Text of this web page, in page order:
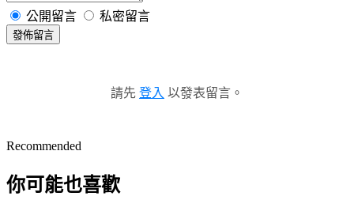
公開留言 私密留言
發佈留言
請先 登入 以發表留言。
Recommended
你可能也喜歡